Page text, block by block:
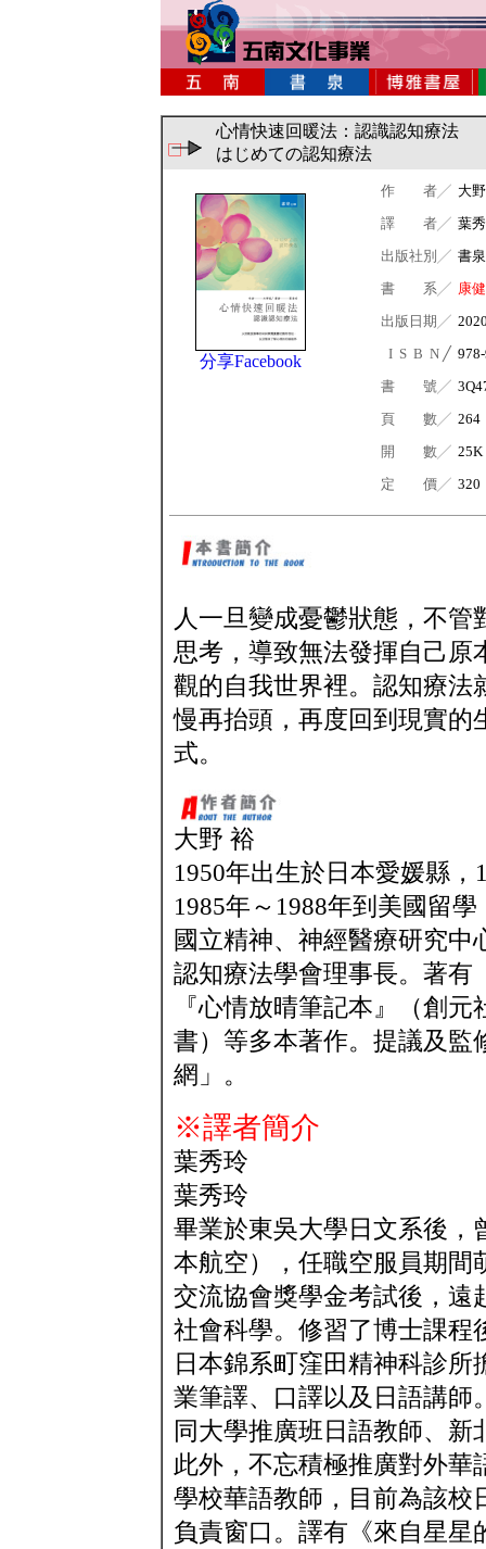
心情快速回暖法：認識認知療法
はじめての認知療法
分享Facebook
作 者╱ 大
譯 者╱ 葉
出版社別╱ 書泉
書 系╱ 康
出版日期╱
I S B N ╱
書 號╱
頁 數╱ 264
開 數╱ 25K
定 價╱ 320
人一旦變成憂鬱狀態，不
思考，導致無法發揮自己原
觀的自我世界裡。認知療法
慢再抬頭，再度回到現實的
式。
大野 裕
1950年出生於日本愛媛縣
1985年～1988年到美國留
國立精神、神經醫療研究
認知療法學會理事長。著有
『心情放晴筆記本』（創
書）等多本著作。提議及監
網」。
※譯者簡介
葉秀玲
葉秀玲
畢業於東吳大學日文系後，
本航空），任職空服員期間
交流協會獎學金考試後，遠
社會科學。修習了博士課程
日本錦系町窪田精神科診
業筆譯、口譯以及日語講師
同大學推廣班日語教師、
此外，不忘積極推廣對外
學校華語教師，目前為該校
負責窗口。譯有《來自星星